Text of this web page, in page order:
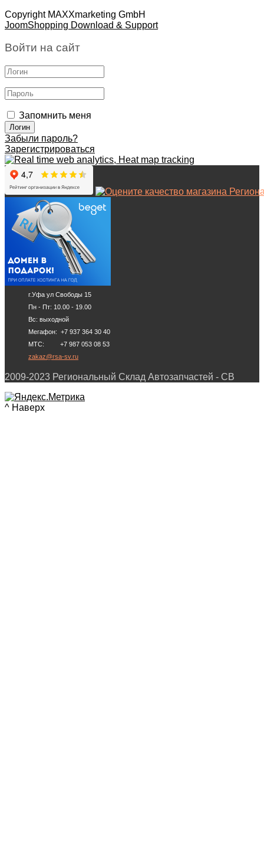
Copyright MAXXmarketing GmbH
JoomShopping Download & Support
Войти на сайт
Запомнить меня
Забыли пароль?
Зарегистрироваться
г.Уфа ул Свободы 15
Пн - Пт: 10.00 - 19.00
Вс: выходной
Мегафон: +7 937 364 30 40
МТС: +7 987 053 08 53
zakaz@rsa-sv.ru
2009-2023 Региональный Склад Автозапчастей - СВ
^ Наверх